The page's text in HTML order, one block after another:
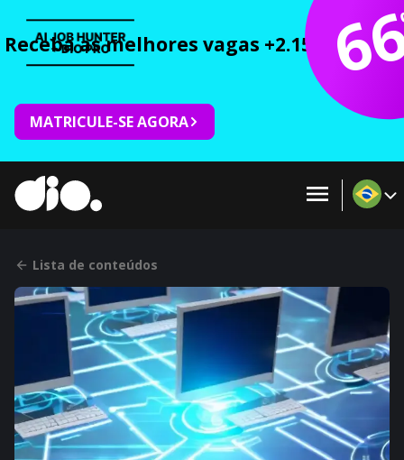
Receba as melhores vagas +2.150 cursos
MATRICULE-SE AGORA
Lista de conteúdos